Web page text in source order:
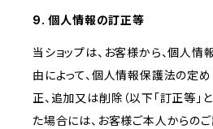
9. 個人情報の訂正等
当ショップは、お客様から、個人
由によって、個人情報保護法の定
正、追加又は削除（以下「訂正等」
た場合には、お客様ご本人からの